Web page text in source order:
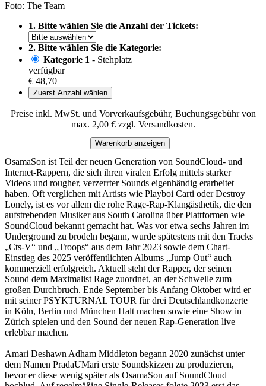
Foto: The Team
1. Bitte wählen Sie die Anzahl der Tickets:
2. Bitte wählen Sie die Kategorie:
Kategorie 1 - Stehplatz
verfügbar
€ 48,70
Zuerst Anzahl wählen
Preise inkl. MwSt. und Vorverkaufsgebühr, Buchungsgebühr von
max. 2,00 € zzgl. Versandkosten.
Warenkorb anzeigen
OsamaSon ist Teil der neuen Generation von SoundCloud- und
Internet-Rappern, die sich ihren viralen Erfolg mittels starker
Videos und rougher, verzerrter Sounds eigenhändig erarbeitet
haben. Oft verglichen mit Artists wie Playboi Carti oder Destroy
Lonely, ist es vor allem die rohe Rage-Rap-Klangästhetik, die den
aufstrebenden Musiker aus South Carolina über Plattformen wie
SoundCloud bekannt gemacht hat. Was vor etwa sechs Jahren im
Underground zu brodeln begann, wurde spätestens mit den Tracks
„Cts-V“ und „Troops“ aus dem Jahr 2023 sowie dem Chart-
Einstieg des 2025 veröffentlichten Albums „Jump Out“ auch
kommerziell erfolgreich. Aktuell steht der Rapper, der seinen
Sound dem Maximalist Rage zuordnet, an der Schwelle zum
großen Durchbruch. Ende September bis Anfang Oktober wird er
mit seiner PSYKTURNAL TOUR für drei Deutschlandkonzerte
in Köln, Berlin und München Halt machen sowie eine Show in
Zürich spielen und den Sound der neuen Rap-Generation live
erlebbar machen.
Amari Deshawn Adham Middleton begann 2020 zunächst unter
dem Namen PradaUMari erste Soundskizzen zu produzieren,
bevor er diese wenig später als OsamaSon auf SoundCloud